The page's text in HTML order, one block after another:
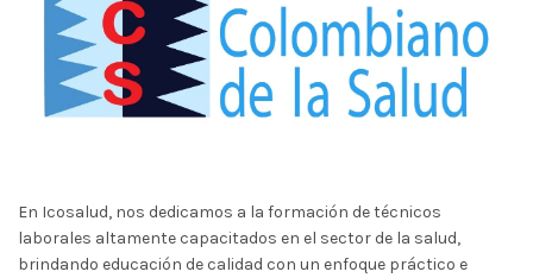
En Icosalud, nos dedicamos a la formación de técnicos
laborales altamente capacitados en el sector de la salud,
brindando educación de calidad con un enfoque práctico e